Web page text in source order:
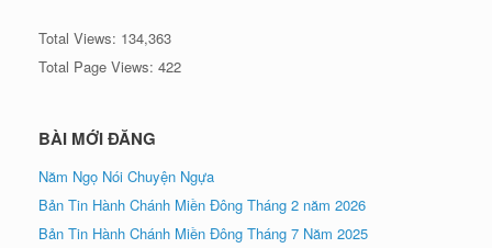
Total Views: 134,363
Total Page Views: 422
BÀI MỚI ĐĂNG
Năm Ngọ Nói Chuyện Ngựa
Bản Tin Hành Chánh Miền Đông Tháng 2 năm 2026
Bản Tin Hành Chánh Miền Đông Tháng 7 Năm 2025